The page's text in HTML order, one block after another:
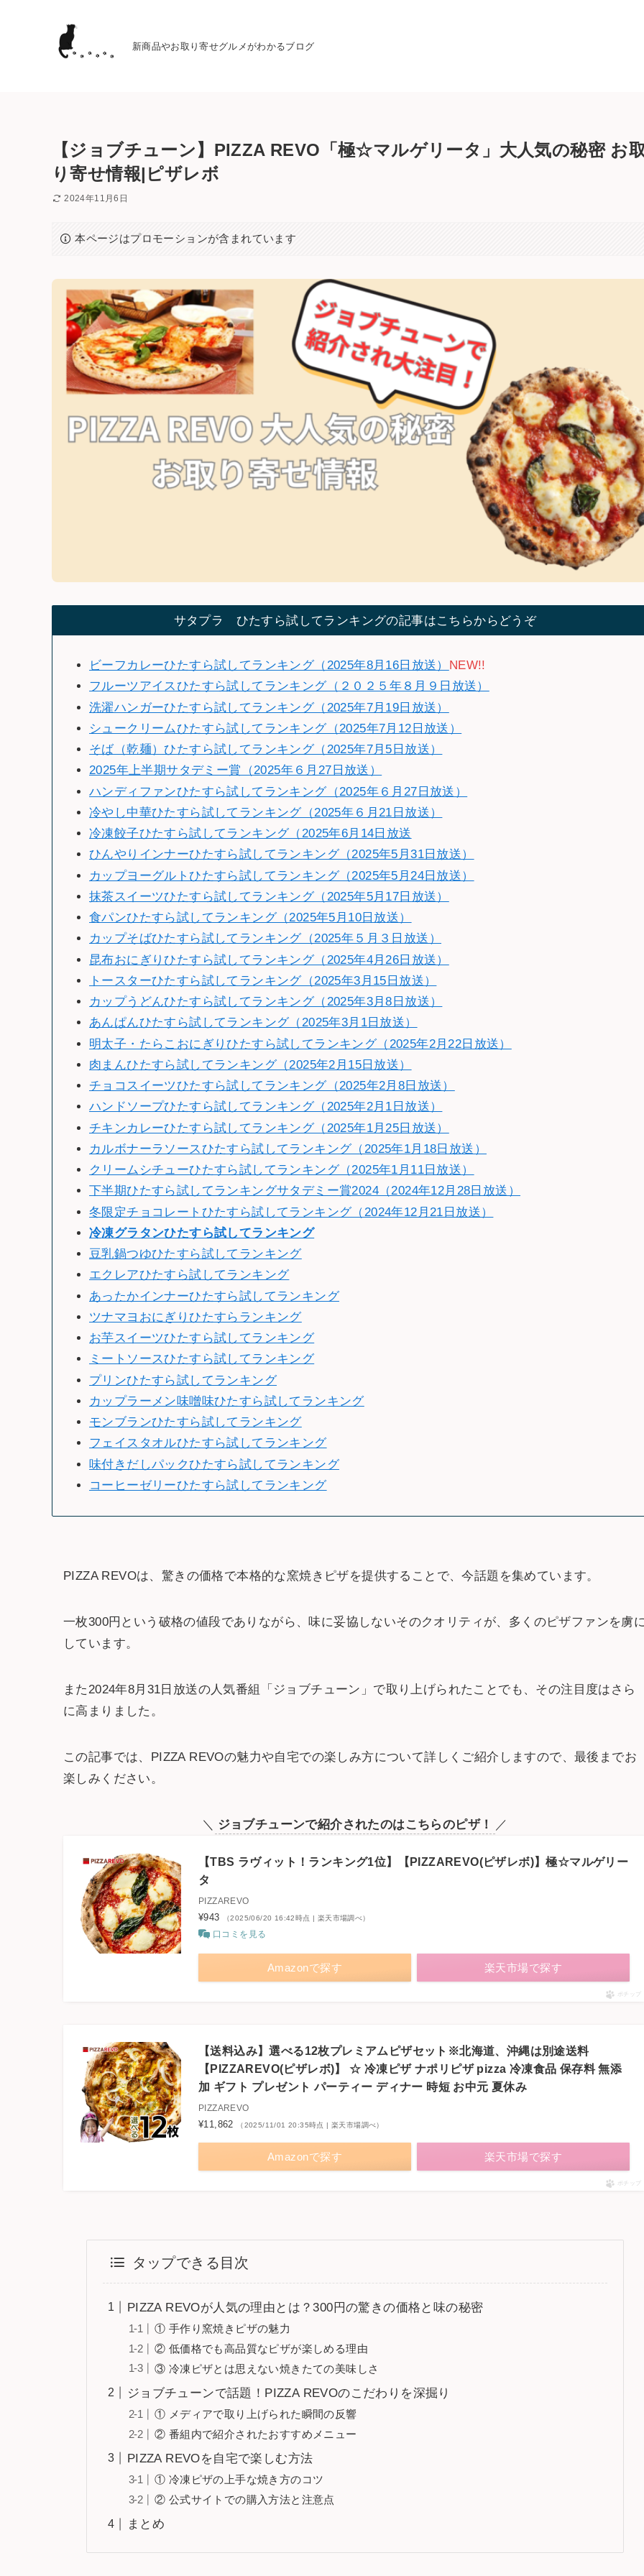
新商品やお取り寄せグルメがわかるブログ
【ジョブチューン】PIZZA REVO「極☆マルゲリータ」大人気の秘密 お
り寄せ情報|ピザレボ
2024年11月6日
本ページはプロモーションが含まれています
サタプラ ひたすら試してランキングの記事はこちらからどうぞ
ビーフカレーひたすら試してランキング（2025年8月16日放送） NEW!!
フルーツアイスひたすら試してランキング（２０２５年８月９日放送）
洗濯ハンガーひたすら試してランキング（2025年7月19日放送）
シュークリームひたすら試してランキング（2025年7月12日放送）
そば（乾麺）ひたすら試してランキング（2025年7月5日放送）
2025年上半期サタデミー賞（2025年６月27日放送）
ハンディファンひたすら試してランキング（2025年６月27日放送）
冷やし中華ひたすら試してランキング（2025年６月21日放送）
冷凍餃子ひたすら試してランキング（2025年6月14日放送
ひんやりインナーひたすら試してランキング（2025年5月31日放送）
カップヨーグルトひたすら試してランキング（2025年5月24日放送）
抹茶スイーツひたすら試してランキング（2025年5月17日放送）
食パンひたすら試してランキング（2025年5月10日放送）
カップそばひたすら試してランキング（2025年５月３日放送）
昆布おにぎりひたすら試してランキング（2025年4月26日放送）
トースターひたすら試してランキング（2025年3月15日放送）
カップうどんひたすら試してランキング（2025年3月8日放送）
あんぱんひたすら試してランキング（2025年3月1日放送）
明太子・たらこおにぎりひたすら試してランキング（2025年2月22日放送）
肉まんひたすら試してランキング（2025年2月15日放送）
チョコスイーツひたすら試してランキング（2025年2月8日放送）
ハンドソープひたすら試してランキング（2025年2月1日放送）
チキンカレーひたすら試してランキング（2025年1月25日放送）
カルボナーラソースひたすら試してランキング（2025年1月18日放送）
クリームシチューひたすら試してランキング（2025年1月11日放送）
下半期ひたすら試してランキングサタデミー賞2024（2024年12月28日放送）
冬限定チョコレートひたすら試してランキング（2024年12月21日放送）
冷凍グラタンひたすら試してランキング
豆乳鍋つゆひたすら試してランキング
エクレアひたすら試してランキング
あったかインナーひたすら試してランキング
ツナマヨおにぎりひたすらランキング
お芋スイーツひたすら試してランキング
ミートソースひたすら試してランキング
プリンひたすら試してランキング
カップラーメン味噌味ひたすら試してランキング
モンブランひたすら試してランキング
フェイスタオルひたすら試してランキング
味付きだしパックひたすら試してランキング
コーヒーゼリーひたすら試してランキング
PIZZA REVOは、驚きの価格で本格的な窯焼きピザを提供することで、今話題を集めています。
一枚300円という破格の値段でありながら、味に妥協しないそのクオリティが、多くのピザファンを虜
しています。
また2024年8月31日放送の人気番組「ジョブチューン」で取り上げられたことでも、その注目度はさら
に高まりました。
この記事では、PIZZA REVOの魅力や自宅での楽しみ方について詳しくご紹介しますので、最後までお
楽しみください。
＼ ジョブチューンで紹介されたのはこちらのピザ！ ／
【TBS ラヴィット！ランキング1位】【PIZZAREVO(ピザレボ)】極☆マルゲリー
タ
PIZZAREVO
¥943 （2025/06/20 16:42時点 | 楽天市場調べ）
口コミを見る
Amazonで探す 楽天市場で探す
ポチップ
【送料込み】選べる12枚プレミアムピザセット※北海道、沖縄は別途送料
【PIZZAREVO(ピザレボ)】 ☆ 冷凍ピザ ナポリピザ pizza 冷凍食品 保存料 無添
加 ギフト プレゼント パーティー ディナー 時短 お中元 夏休み
PIZZAREVO
¥11,862 （2025/11/01 20:35時点 | 楽天市場調べ）
Amazonで探す 楽天市場で探す
ポチップ
タップできる目次
PIZZA REVOが人気の理由とは？300円の驚きの価格と味の秘密
① 手作り窯焼きピザの魅力
② 低価格でも高品質なピザが楽しめる理由
③ 冷凍ピザとは思えない焼きたての美味しさ
ジョブチューンで話題！PIZZA REVOのこだわりを深掘り
① メディアで取り上げられた瞬間の反響
② 番組内で紹介されたおすすめメニュー
PIZZA REVOを自宅で楽しむ方法
① 冷凍ピザの上手な焼き方のコツ
② 公式サイトでの購入方法と注意点
まとめ